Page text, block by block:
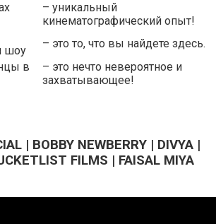
– уникальный
кинематографический опыт!
шоу
– это то, что вы найдете здесь.
в
– это нечто невероятное и
захватывающее!
| BOBBY NEWBERRY | DIVYA |
FILMS | FAISAL MIYA